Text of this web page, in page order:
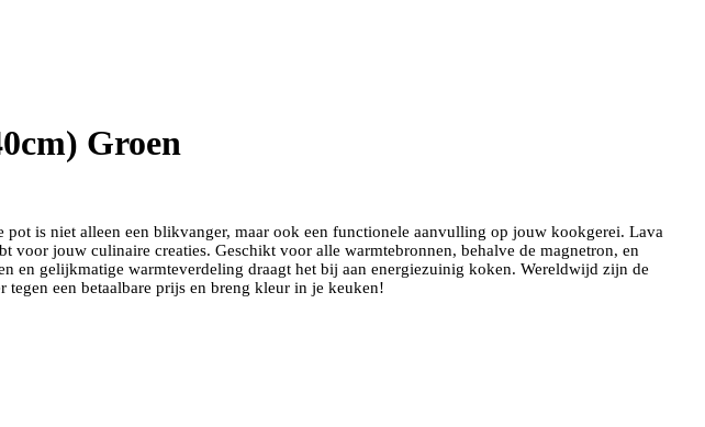
Groen
is niet alleen een blikvanger, maar ook een functionele aanvulling op jouw kookgerei. Lava
jouw culinaire creaties. Geschikt voor alle warmtebronnen, behalve de magnetron, en
en gelijkmatige warmteverdeling draagt het bij aan energiezuinig koken. Wereldwijd zijn de
een betaalbare prijs en breng kleur in je keuken!